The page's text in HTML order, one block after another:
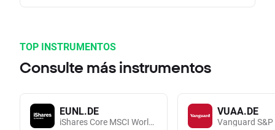
TOP INSTRUMENTOS
Consulte más instrumentos
EUNL.DE
iShares Core MSCI World UCITS (Acc EUR)
VUAA.DE